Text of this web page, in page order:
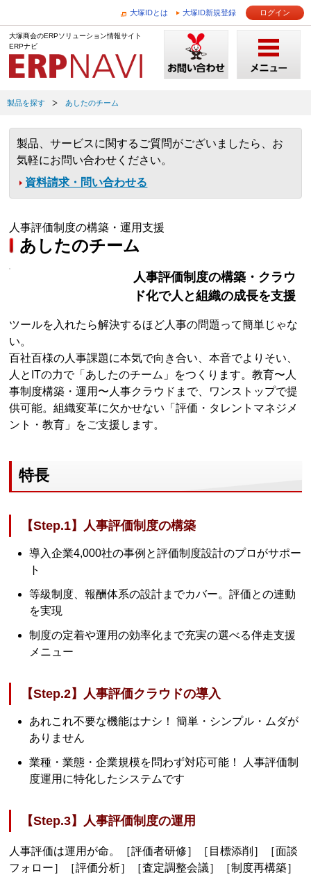
大塚IDとは 大塚ID新規登録 ログイン
大塚商会のERPソリューション情報サイト
ERPナビ
製品を探す あしたのチーム
製品、サービスに関するご質問がございましたら、お
気軽にお問い合わせください。
資料請求・問い合わせる
人事評価制度の構築・運用支援
あしたのチーム
人事評価制度の構築・クラウ
ド化で人と組織の成長を支援
ツールを入れたら解決するほど人事の問題って簡単じゃな
い。
百社百様の人事課題に本気で向き合い、本音でよりそい、
人とITの力で「あしたのチーム」をつくります。教育〜人
事制度構築・運用〜人事クラウドまで、ワンストップで提
供可能。組織変革に欠かせない「評価・タレントマネジメ
ント・教育」をご支援します。
特長
【Step.1】人事評価制度の構築
導入企業4,000社の事例と評価制度設計のプロがサポー
ト
等級制度、報酬体系の設計までカバー。評価との連動
を実現
制度の定着や運用の効率化まで充実の選べる伴走支援
メニュー
【Step.2】人事評価クラウドの導入
あれこれ不要な機能はナシ！ 簡単・シンプル・ムダが
ありません
業種・業態・企業規模を問わず対応可能！ 人事評価制
度運用に特化したシステムです
【Step.3】人事評価制度の運用
人事評価は運用が命。［評価者研修］［目標添削］［面談
フォロー］［評価分析］［査定調整会議］［制度再構築］